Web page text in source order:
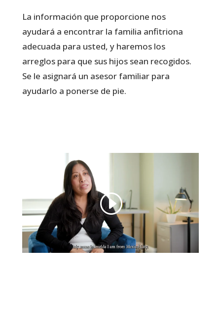
La información que proporcione nos
ayudará a encontrar la familia anfitriona
adecuada para usted, y haremos los
arreglos para que sus hijos sean recogidos.
Se le asignará un asesor familiarpara
ayudarlo a ponerse de pie.